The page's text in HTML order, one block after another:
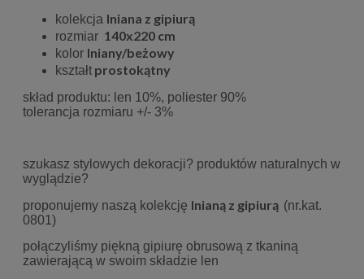
kolekcja lniana z gipiurą
rozmiar 140x220 cm
kolor lniany/beżowy
kształt prostokątny
skład produktu: len 10%, poliester 90%
tolerancja rozmiaru +/- 3%
szukasz stylowych dekoracji? produktów naturalnych w
wyglądzie?
proponujemy naszą kolekcję lnianą z gipiurą (nr.kat.
0801)
połączyliśmy piękną gipiurę obrusową z tkaniną
zawierającą w swoim składzie len